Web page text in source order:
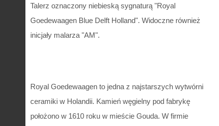
Talerz oznaczony niebieską sygnaturą "Royal
Goedewaagen Blue Delft Holland". Widoczne również
inicjały malarza "AM".
Royal Goedewaagen to jedna z najstarszych wytwórni
ceramiki w Holandii. Kamień węgielny pod fabrykę
położono w 1610 roku w mieście Gouda. W firmie